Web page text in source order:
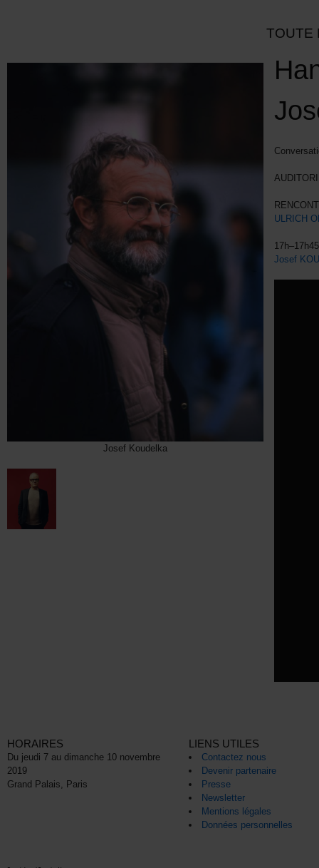
TOUTE
Josef Koudelka
ULRICH
17h–17h45
Josef
HORAIRES
Du jeudi 7 au dimanche 10 novembre
2019
Grand Palais, Paris
LIENS UTILES
Contactez nous
Devenir partenaire
Presse
Newsletter
Mentions légales
Données personnelles